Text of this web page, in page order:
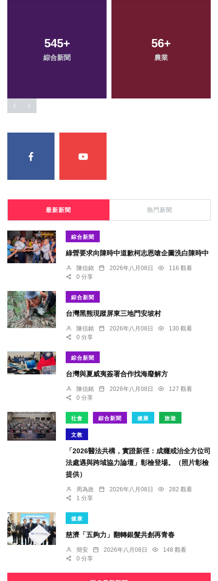
545+
綜合新聞
56+
農業
最新新聞 熱門新聞
綜合新聞
綠營要求向陳時中道歉柯志恩嗆企圖洗白陳時中
陳信銘 2026年八月08日
116 觀看
0 分享
綜合新聞
台灣黑熊現蹤屏東三地門安坡村
陳信銘 2026年八月08日
130 觀看
0 分享
綜合新聞
台灣與夏威夷簽署合作找海廢解方
陳信銘 2026年八月08日
127 觀看
0 分享
社會 綜合新聞 健康 旅遊
文教
「2026醫法共構，實證新徑：成癮戒治全方位司
法處遇與跨域協力論壇」彰檢登場。（照片彰檢
提供）
周為政 2026年八月08日
282 觀看
1 分享
健康
慈濟「五夠力」翻轉銀髮共創再青春
簡安 2026年八月08日
148 觀看
0 分享